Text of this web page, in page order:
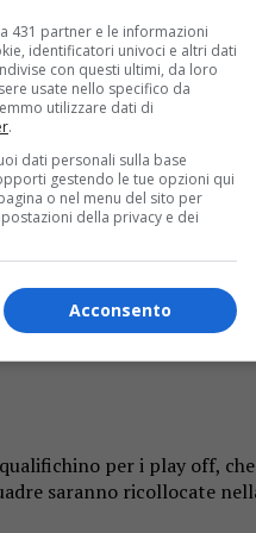
.
serie C Gold, primo
lavorato forte in
squadra non sarà al
sottovalutare – continua
la categoria. Noi
per i play off,
saranno ricollocate
431 partner e le informazioni
identificatori univoci e altri dati
con questi ultimi, da loro
usate nello specifico da
utilizzare dati di
.
dati personali sulla base
gestendo le tue opzioni qui
o nel menu del sito per
della privacy e dei
Acconsento